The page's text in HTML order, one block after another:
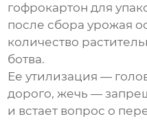
гофрокартон для
после сбора урожая
количество
ботва.
Ее утилизация —
дорого, жечь —
и встает вопрос о